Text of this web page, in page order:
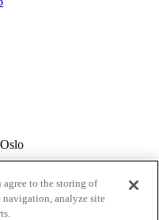
to the storing of
navigation, analyze site